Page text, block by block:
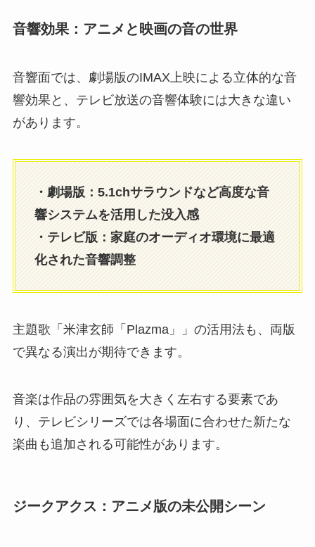
音響効果：アニメと映画の音の世界
音響面では、劇場版のIMAX上映による立体的な音
響効果と、テレビ放送の音響体験には大きな違い
があります。
・劇場版：5.1chサラウンドなど高度な音
響システムを活用した没入感
・テレビ版：家庭のオーディオ環境に最適
化された音響調整
主題歌「米津玄師「Plazma」」の活用法も、両版
で異なる演出が期待できます。
音楽は作品の雰囲気を大きく左右する要素であ
り、テレビシリーズでは各場面に合わせた新たな
楽曲も追加される可能性があります。
ジークアクス：アニメ版の未公開シーン